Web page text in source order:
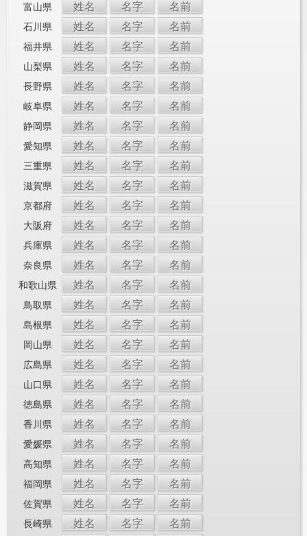
富山県 姓名 名字 名前
石川県 姓名 名字 名前
福井県 姓名 名字 名前
山梨県 姓名 名字 名前
長野県 姓名 名字 名前
岐阜県 姓名 名字 名前
静岡県 姓名 名字 名前
愛知県 姓名 名字 名前
三重県 姓名 名字 名前
滋賀県 姓名 名字 名前
京都府 姓名 名字 名前
大阪府 姓名 名字 名前
兵庫県 姓名 名字 名前
奈良県 姓名 名字 名前
和歌山県 姓名 名字 名前
鳥取県 姓名 名字 名前
島根県 姓名 名字 名前
岡山県 姓名 名字 名前
広島県 姓名 名字 名前
山口県 姓名 名字 名前
徳島県 姓名 名字 名前
香川県 姓名 名字 名前
愛媛県 姓名 名字 名前
高知県 姓名 名字 名前
福岡県 姓名 名字 名前
佐賀県 姓名 名字 名前
長崎県 姓名 名字 名前